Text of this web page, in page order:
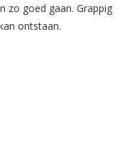
zo goed gaan. Grappig
ontstaan.